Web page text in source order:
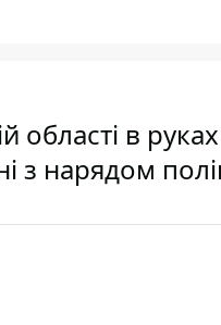
області в
з нарядом